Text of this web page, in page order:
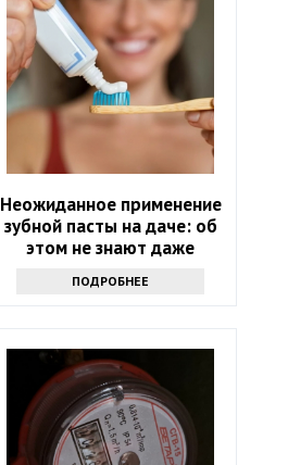
Неожиданное применение
зубной пасты на даче: об
этом не знают даже
ПОДРОБНЕЕ